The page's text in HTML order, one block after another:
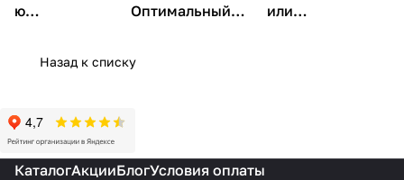
ю
Fubag
Оптимальный
или
Назад к списку
КаталогАкцииБлогУсловия оплаты